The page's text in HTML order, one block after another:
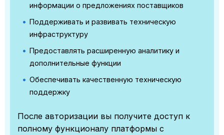
информации о предложениях поставщиков
Поддерживать и развивать техническую
инфраструктуру
Предоставлять расширенную аналитику и
дополнительные функции
Обеспечивать качественную техническую
поддержку
После авторизации вы получите доступ к
полному функционалу платформы с